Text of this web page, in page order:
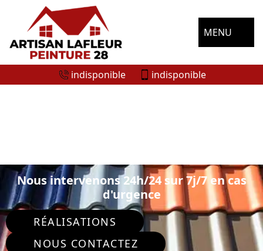
MENU
indisponible indisponible
Nous intervenons 24h/24 sur 7j/7 en cas
d'urgence
RÉALISATIONS
NOUS CONTACTEZ